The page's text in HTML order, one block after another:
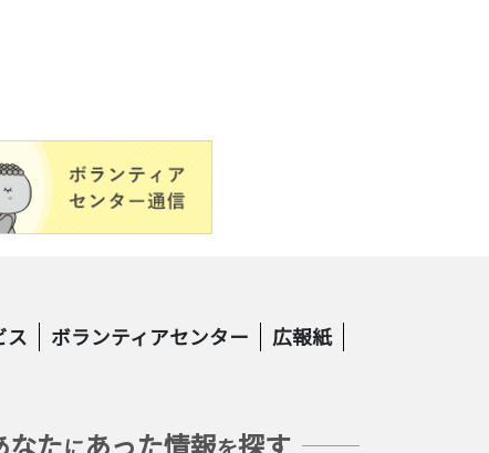
ス ボランティアセンター
広報紙
なた あった情報 探す